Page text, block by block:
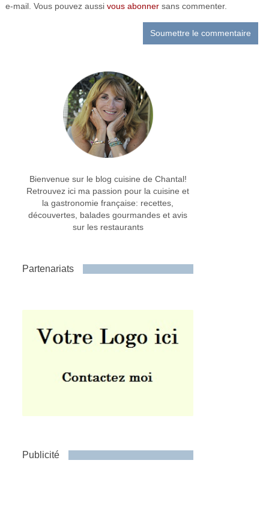
e-mail. Vous pouvez aussi vous abonnersans commenter.
Bienvenue sur le blog cuisine de Chantal!
Retrouvez ici ma passion pour la cuisine et
la gastronomie française: recettes,
découvertes, balades gourmandes et avis
sur les restaurants
Partenariats
Publicité